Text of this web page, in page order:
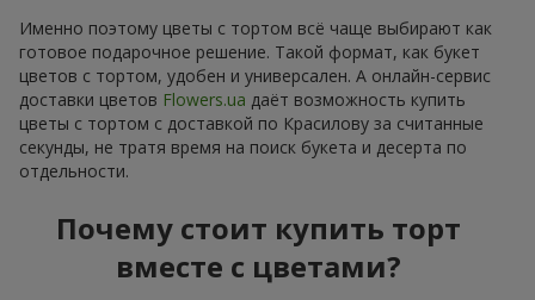
Именно поэтому цветы с тортом всё чаще выбирают как
готовое подарочное решение. Такой формат, как букет
цветов с тортом, удобен и универсален. А онлайн-сервис
доставки цветов Flowers.ua даёт возможность купить
цветы с тортом с доставкой по Красилову за считанные
секунды, не тратя время на поиск букета и десерта по
отдельности.
Почему стоит купить торт
вместе с цветами?